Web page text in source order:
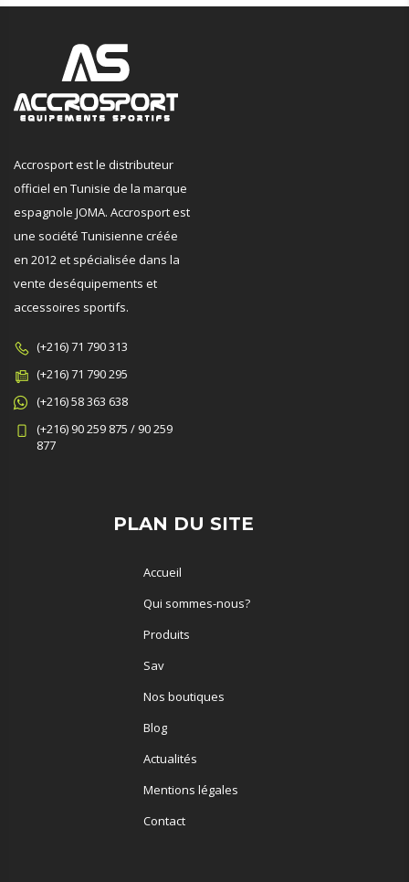
Accrosport est le distributeur
officiel en Tunisie de la marque
espagnole JOMA. Accrosport est
une société Tunisienne créée
en 2012 et spécialisée dans la
vente deséquipements et
accessoires sportifs.
(+216) 71 790 313
(+216) 71 790 295
(+216) 58 363 638
(+216) 90 259 875 / 90 259
877
PLAN DU SITE
Accueil
Qui sommes-nous?
Produits
Sav
Nos boutiques
Blog
Actualités
Mentions légales
Contact